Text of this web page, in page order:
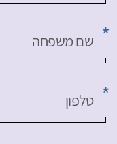
שם משפחה
טלפון